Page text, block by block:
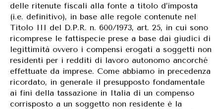
delle ritenute fiscali alla fonte a titolo d’imposta
(i.e. definitivo), in base alle regole contenute nel
Titolo III del D.P.R. n. 600/1973, art. 25, in cui sono
ricomprese le fattispecie prese a base dai giudici di
legittimità ovvero i compensi erogati a soggetti non
residenti per i redditi di lavoro autonomo ancorché
effettuate da imprese. Come abbiamo in precedenza
ricordato, in generale il presupposto fondamentale
ai fini della tassazione in Italia di un compenso
corrisposto a un soggetto non residente è la